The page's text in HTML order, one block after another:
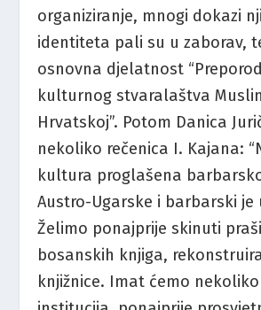
organiziranje, mnogi dokazi
identiteta pali su u zaborav,
osnovna djelatnost
kulturnog stvaralaštva
Hrvatskoj”. Potom Danica
nekoliko rečenica I. Kajana:
kultura proglašena
Austro-Ugarske i barbarski je
Želimo ponajprije skinuti
bosanskih knjiga,
knjižnice. Imat ćemo